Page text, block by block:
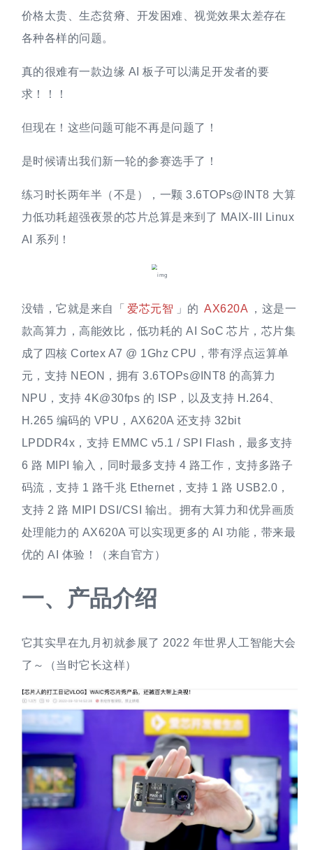
价格太贵、生态贫瘠、开发困难、视觉效果太差存在
各种各样的问题。
真的很难有一款边缘 AI 板子可以满足开发者的要
求！！！
但现在！这些问题可能不再是问题了！
是时候请出我们新一轮的参赛选手了！
练习时长两年半（不是），一颗 3.6TOPs@INT8 大算
力低功耗超强夜景的芯片总算是来到了 MAIX-III Linux
AI 系列！
没错，它就是来自「 爱芯元智 」的 AX620A
，这是一
款高算力，高能效比，低功耗的 AI SoC 芯片，芯片集
成了四核 Cortex A7 @ 1Ghz CPU，带有浮点运算单
元，支持 NEON，拥有 3.6TOPs@INT8 的高算力
NPU，支持 4K@30fps 的 ISP，以及支持 H.264、
H.265 编码的 VPU，AX620A 还支持 32bit
LPDDR4x，支持 EMMC v5.1 / SPI Flash，最多支持
6 路 MIPI 输入，同时最多支持 4 路工作，支持多路子
码流，支持 1 路千兆 Ethernet，支持 1 路 USB2.0，
支持 2 路 MIPI DSI/CSI 输出。拥有大算力和优异画质
处理能力的 AX620A 可以实现更多的 AI 功能，带来最
优的 AI 体验！（来自官方）
一、 产品介绍
它其实早在九月初就参展了 2022 年世界人工智能大会
了～（当时它长这样）